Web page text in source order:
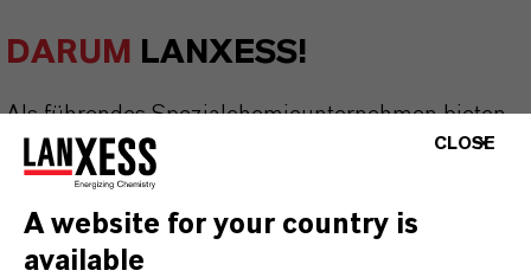
DARUM LANXESS!
Als führendes Spezialchemieunternehmen bieten
wir weit mehr als nur hochwertige Produkte: Wir
stehen für Zuverlässigkeit, Innovationskraft und
partnerschaftliches Denken. Im Mittelpunkt
unseres Handelns stehen jedoch Sie: unsere
CLOSE
A website for your country is
available